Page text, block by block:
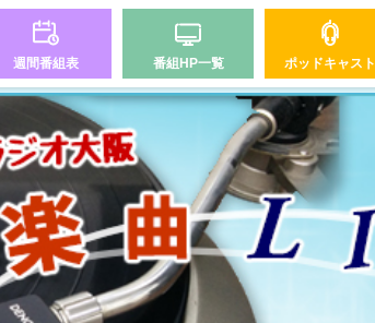
週間番組表 番組HP一覧 ポッドキャスト